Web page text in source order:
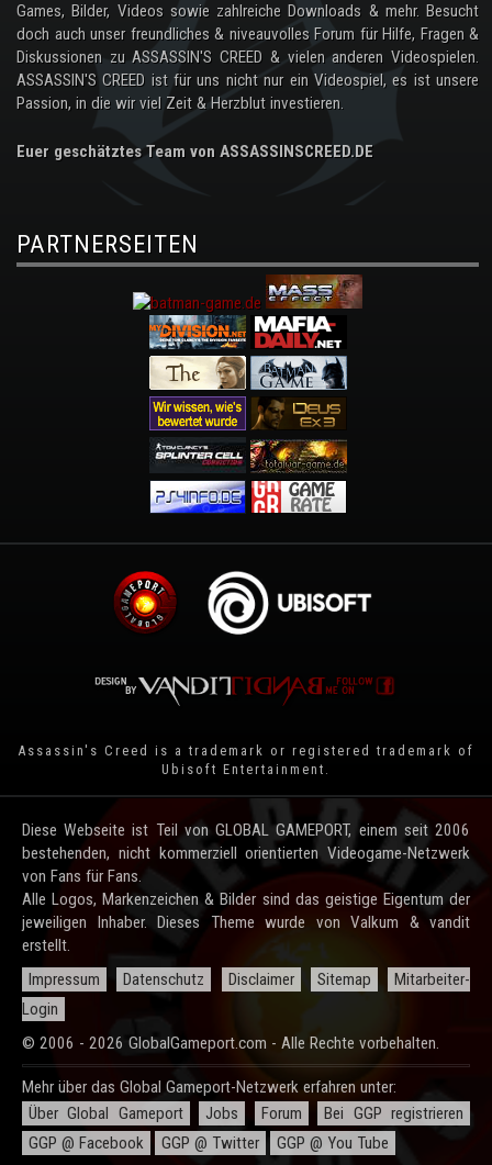
Games, Bilder, Videos sowie zahlreiche Downloads & mehr. Besucht
doch auch unser freundliches & niveauvolles Forum für Hilfe, Fragen &
Diskussionen zu ASSASSIN'S CREED & vielen anderen Videospielen.
ASSASSIN'S CREED ist für uns nicht nur ein Videospiel, es ist unsere
Passion, in die wir viel Zeit & Herzblut investieren.
Euer geschätztes Team von ASSASSINSCREED.DE
PARTNERSEITEN
Assassin's Creed is a trademark or registered trademark of
Ubisoft Entertainment .
Diese Webseite ist Teil von GLOBAL GAMEPORT, einem seit 2006
bestehenden, nicht kommerziell orientierten Videogame-Netzwerk
von Fans für Fans.
Alle Logos, Markenzeichen & Bilder sind das geistige Eigentum der
jeweiligen Inhaber. Dieses Theme wurde von Valkum & vandit
erstellt.
Impressum
Datenschutz Disclaimer Sitemap
Mitarbeiter-
Login
© 2006 - 2026 GlobalGameport.com - Alle Rechte vorbehalten.
Mehr über das Global Gameport-Netzwerk erfahren unter:
Über Global Gameport
Jobs Forum
Bei GGP registrieren
GGP @ Facebook
GGP @ Twitter GGP @ You Tube